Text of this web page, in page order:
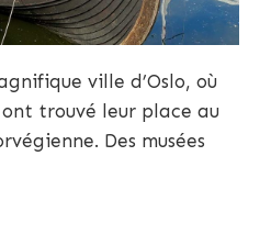
ville d’Oslo, où
trouvé leur place au
Des musées